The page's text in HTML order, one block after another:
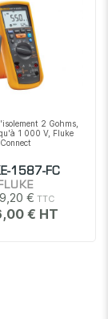
2 Gohms,
1 000 V, Fluke
Connect
1587-FC
FLUKE
€
€